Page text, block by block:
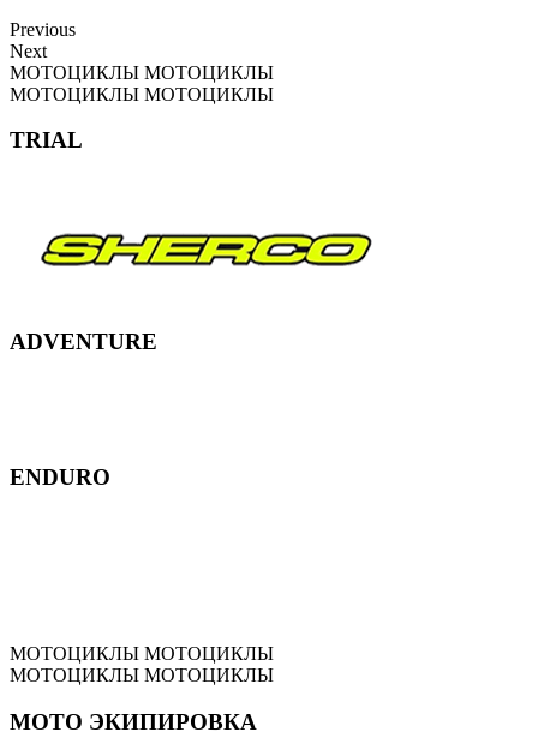
Previous
Next
МОТОЦИКЛЫ МОТОЦИКЛЫ
МОТОЦИКЛЫ МОТОЦИКЛЫ
TRIAL
ADVENTURE
ENDURO
МОТОЦИКЛЫ МОТОЦИКЛЫ
МОТОЦИКЛЫ МОТОЦИКЛЫ
МОТО ЭКИПИРОВКА